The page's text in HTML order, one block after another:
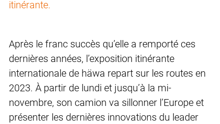
itinérante.
Après le franc succès qu’elle a remporté ces
dernières années, l’exposition itinérante
internationale de häwa repart sur les routes en
2023. À partir de lundi et jusqu’à la mi-
novembre, son camion va sillonner l’Europe et
présenter les dernières innovations du leader